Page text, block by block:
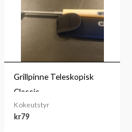
Grillpinne Teleskopisk
Classic
Kokeutstyr
kr79